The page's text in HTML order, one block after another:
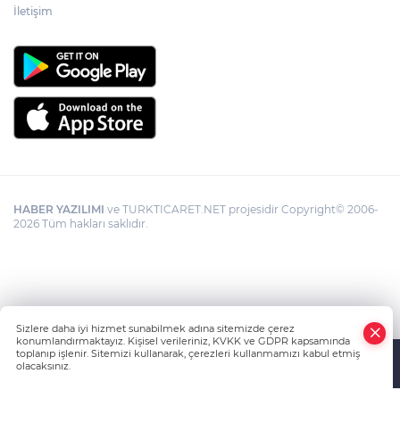
İletişim
HABER YAZILIMI ve TURKTICARET.NET projesidir Copyright© 2006-
2026 Tüm hakları saklıdır.
Sizlere daha iyi hizmet sunabilmek adına sitemizde çerez
konumlandırmaktayız. Kişisel verileriniz, KVKK ve GDPR kapsamında
toplanıp işlenir. Sitemizi kullanarak, çerezleri kullanmamızı kabul etmiş
olacaksınız.